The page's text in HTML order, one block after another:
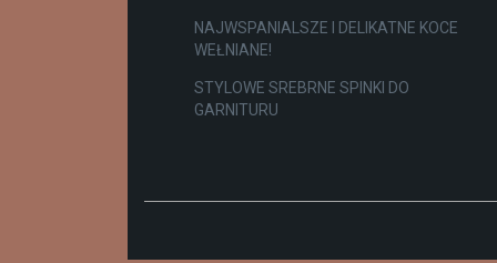
NAJWSPANIALSZE I DELIKATNE KOCE
WEŁNIANE!
STYLOWE SREBRNE SPINKI DO
GARNITURU